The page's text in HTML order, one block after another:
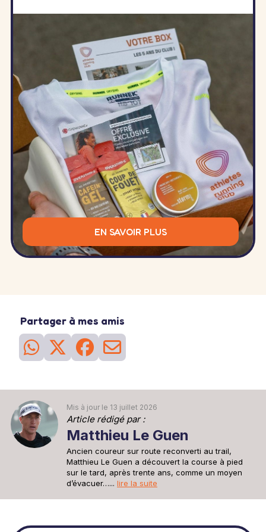
EN SAVOIR PLUS
Partager à mes amis
Mis à jour le 13 juillet 2026
Article rédigé par :
Matthieu Le Guen
Ancien coureur sur route reconverti au trail,
Matthieu Le Guen a découvert la course à pied
sur le tard, après trente ans, comme un moyen
d’évacuer…... lire la suite